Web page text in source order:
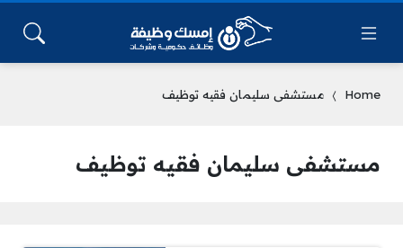
Home مستشفى سليمان فقيه توظيف
مستشفى سليمان فقيه توظيف